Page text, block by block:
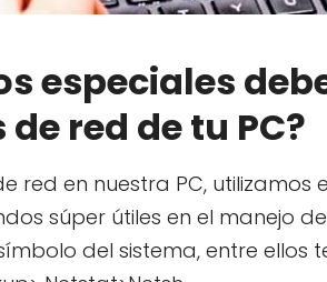
especiales
red de tu PC?
red en nuestra PC, utilizamos
súper útiles en el manejo
del sistema, entre ellos